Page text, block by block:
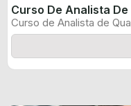
Curso De Analista
Curso de Analista de
certificado informado